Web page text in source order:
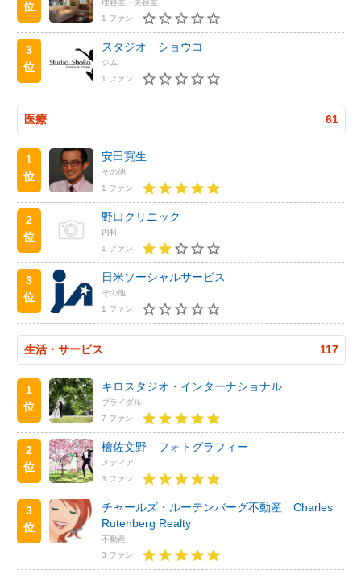
位
1 ファン
3
位
スタジオ ショウコ
ジム
1 ファン
医療 61
1
位
安田寛生
その他
1 ファン
2
位
野口クリニック
内科
1 ファン
3
位
日米ソーシャルサービス
その他
1 ファン
生活・サービス 117
1
位
キロスタジオ・インターナショナル
ブライダル
7 ファン
2
位
檜佐文野 フォトグラフィー
メディア
3 ファン
3
位
チャールズ・ルーテンバーグ不動産 Charles
Rutenberg Realty
不動産
3 ファン